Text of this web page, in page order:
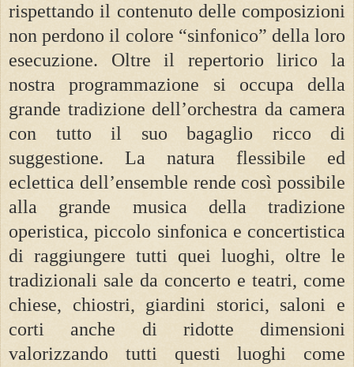
rispettando il contenuto delle composizioni
non perdono il colore “sinfonico” della loro
esecuzione. Oltre il repertorio lirico la
nostra programmazione si occupa della
grande tradizione dell’orchestra da camera
con tutto il suo bagaglio ricco di
suggestione. La natura flessibile ed
eclettica dell’ensemble rende così possibile
alla grande musica della tradizione
operistica, piccolo sinfonica e concertistica
di raggiungere tutti quei luoghi, oltre le
tradizionali sale da concerto e teatri, come
chiese, chiostri, giardini storici, saloni e
corti anche di ridotte dimensioni
valorizzando tutti questi luoghi come